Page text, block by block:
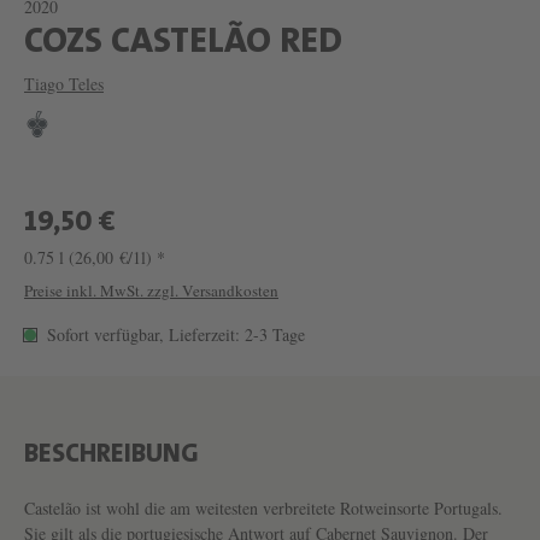
2020
COZS CASTELÃO RED
L
Tiago Teles
19,50 €
0.75 l (26,00 €/1l) *
Preise inkl. MwSt. zzgl. Versandkosten
Sofort verfügbar, Lieferzeit: 2-3 Tage
BESCHREIBUNG
Castelão ist wohl die am weitesten verbreitete Rotweinsorte Portugals.
Sie gilt als die portugiesische Antwort auf Cabernet Sauvignon. Der